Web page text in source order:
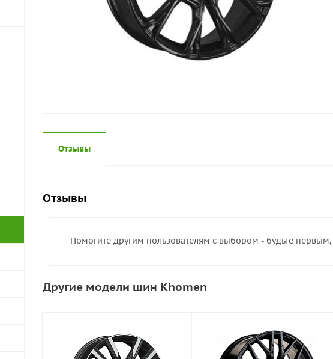
Отзывы
Отзывы
Помогите другим пользователям с выбором - будьте
Другие модели шин Khomen